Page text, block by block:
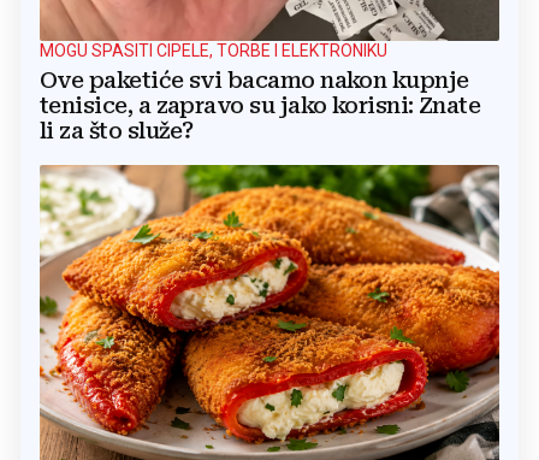
MOGU SPASITI CIPELE, TORBE I ELEKTRONIKU
Ove paketiće svi bacamo nakon kupnje
tenisice, a zapravo su jako korisni: Znate
li za što služe?